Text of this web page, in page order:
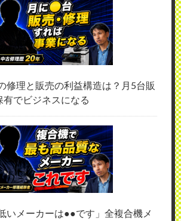
修理と販売の利益構造は？月5台販
でビジネスになる
いメーカーは●●です」全複合機メ